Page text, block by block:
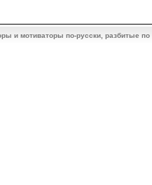
и мотиваторы по-русски, разбитые